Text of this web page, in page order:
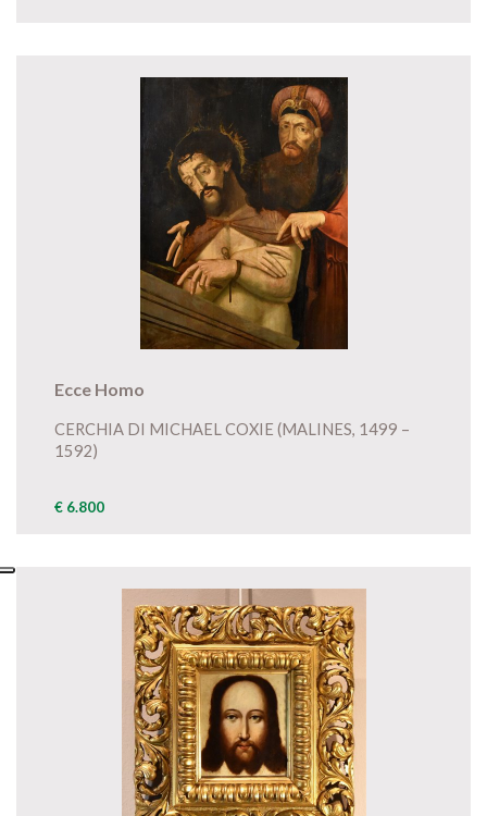
Ecce Homo
CERCHIA DI MICHAEL COXIE (MALINES, 1499 –
1592)
€ 6.800